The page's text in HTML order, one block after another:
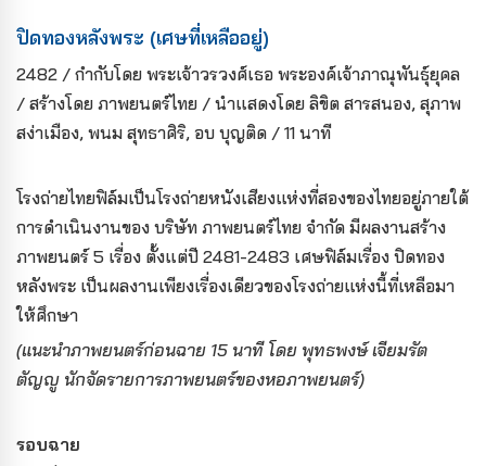
ปิดทองหลังพระ (เศษที่เหลืออยู่)
2482 / กำกับโดย พระเจ้าวรวงศ์เธอ พระองค์เจ้าภาณุพันธุ์ยุคล
/ สร้างโดย ภาพยนตร์ไทย / นำแสดงโดย ลิขิต สารสนอง, สุภาพ
สง่าเมือง, พนม สุทธาศิริ, อบ บุญติด / 11 นาที
โรงถ่ายไทยฟิล์มเป็นโรงถ่ายหนังเสียงแห่งที่สองของไทยอยู่ภายใต้
การดำเนินงานของ บริษัท ภาพยนตร์ไทย จำกัด มีผลงานสร้าง
ภาพยนตร์ 5 เรื่อง ตั้งแต่ปี 2481-2483 เศษฟิล์มเรื่อง ปิดทอง
หลังพระ เป็นผลงานเพียงเรื่องเดียวของโรงถ่ายแห่งนี้ที่เหลือมา
ให้ศึกษา
(แนะนำภาพยนตร์ก่อนฉาย 15 นาที โดย พุทธพงษ์ เจียมรัต
ตัญญู นักจัดรายการภาพยนตร์ของหอภาพยนตร์)
รอบฉาย